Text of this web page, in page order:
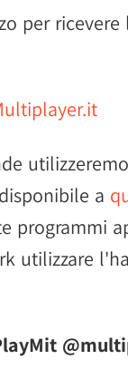
per
a
programmi
utilizzare